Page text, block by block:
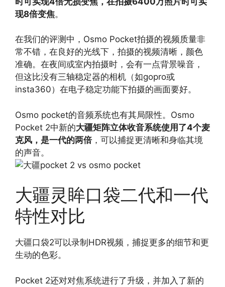
现8倍变焦。
在我们的评测中，Osmo Pocket拍摄的视频质量非
常不错，在良好的光线下，拍摄的视频清晰，颜色
准确。在夜间或室内拍摄时，会有一点背景噪音，
但这比没有三轴稳定器的相机（如gopro或
insta360）在电子稳定功能下拍摄的画面要好。
Osmo pocket的音频系统也有其局限性。Osmo
Pocket 2中新的大疆矩阵立体收音系统使用了4个麦
克风，是一代的两倍，可以捕捉更清晰和身临其境
的声音。
大疆灵眸口袋二代和一代
特性对比
大疆口袋2可以录制HDR视频，捕捉更多的细节和更
生动的色彩。
Pocket 2还对对焦系统进行了升级，并加入了新的